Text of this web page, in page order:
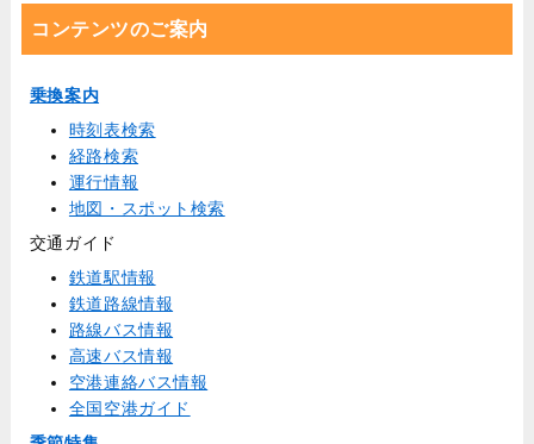
コンテンツのご案内
乗換案内
時刻表検索
経路検索
運行情報
地図・スポット検索
交通ガイド
鉄道駅情報
鉄道路線情報
路線バス情報
高速バス情報
空港連絡バス情報
全国空港ガイド